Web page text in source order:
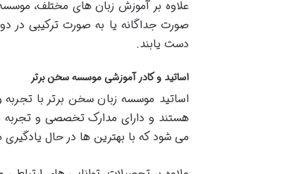
علاوه بر آموزش زبان های مختلف،
صورت جداگانه یا به صورت ترکیبی در
دست یابند.
اساتید و کادر آموزشی موسسه سخن برتر
اساتید موسسه زبان سخن برتر با تجربه
هستند و دارای مدارک تخصصی و تجربه
می شود که با بهترین ها در حال